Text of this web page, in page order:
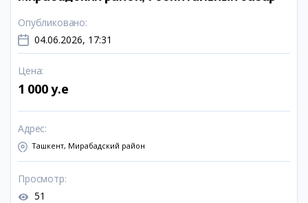
Опубликовано:
04.06.2026, 17:31
Цена:
1 000 y.e
Адрес:
Ташкент, Мирабадский район
Просмотр:
51